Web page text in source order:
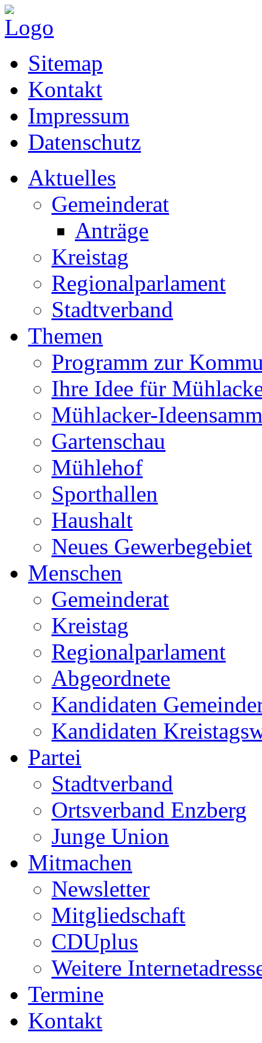
Sitemap
Kontakt
Impressum
Datenschutz
Aktuelles
Gemeinderat
Anträge
Kreistag
Regionalparlament
Stadtverband
Themen
Programm zur
Ihre Idee für
Mühlacker-
Gartenschau
Mühlehof
Sporthallen
Haushalt
Neues Gewerbegebiet
Menschen
Gemeinderat
Kreistag
Regionalparlament
Abgeordnete
Kandidaten
Kandidaten
Partei
Stadtverband
Ortsverband Enzberg
Junge Union
Mitmachen
Newsletter
Mitgliedschaft
CDUplus
Weitere
Termine
Kontakt